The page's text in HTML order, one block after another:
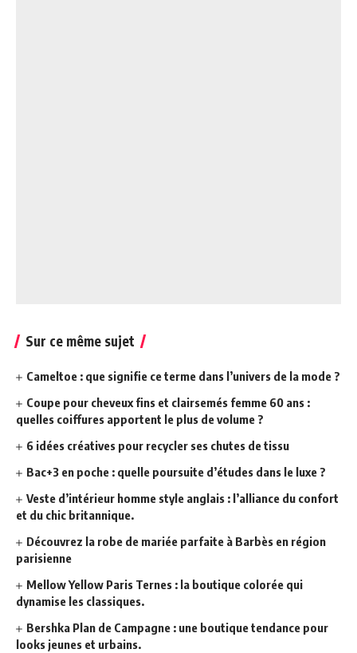
Sur ce même sujet
Cameltoe : que signifie ce terme dans l’univers de la mode ?
Coupe pour cheveux fins et clairsemés femme 60 ans :
quelles coiffures apportent le plus de volume ?
6 idées créatives pour recycler ses chutes de tissu
Bac+3 en poche : quelle poursuite d’études dans le luxe ?
Veste d’intérieur homme style anglais : l’alliance du confort
et du chic britannique.
Découvrez la robe de mariée parfaite à Barbès en région
parisienne
Mellow Yellow Paris Ternes : la boutique colorée qui
dynamise les classiques.
Bershka Plan de Campagne : une boutique tendance pour
looks jeunes et urbains.